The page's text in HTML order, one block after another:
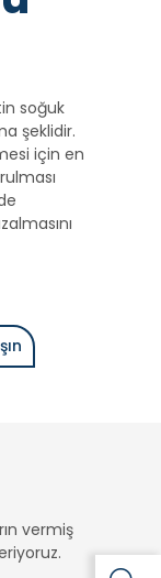
soğuk
şeklidir.
için en
vermiş